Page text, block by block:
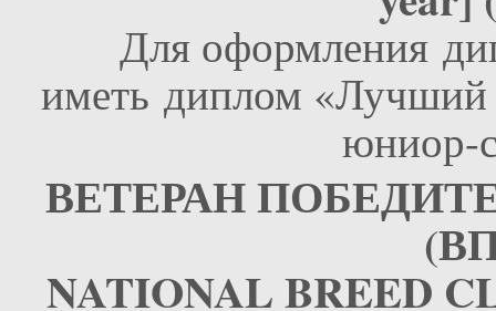
Для оформления
иметь диплом
юниор-
ВЕТЕРАН
NATIONAL BREED